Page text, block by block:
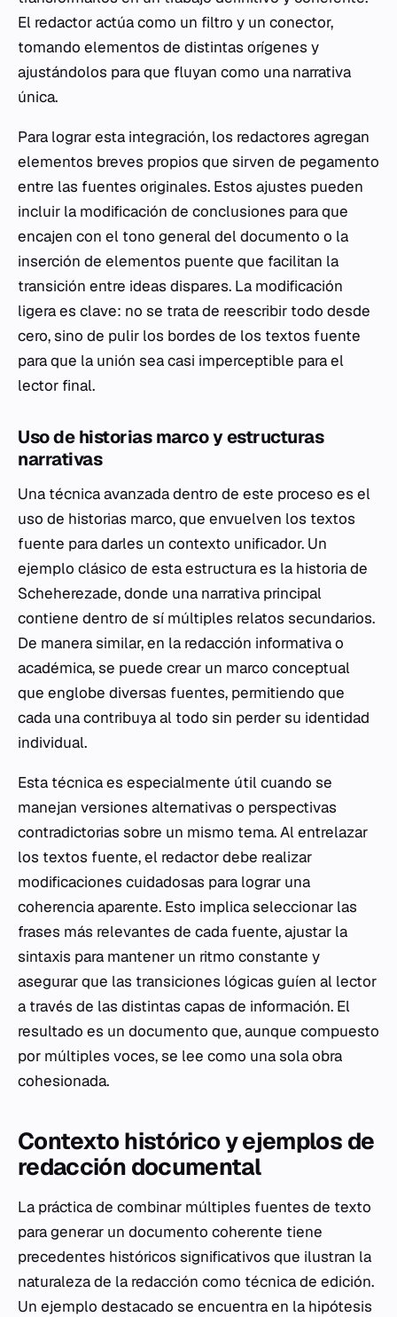
El redactor actúa como un filtro y un conector,
tomando elementos de distintas orígenes y
ajustándolos para que fluyan como una narrativa
única.
Para lograr esta integración, los redactores agregan
elementos breves propios que sirven de pegamento
entre las fuentes originales. Estos ajustes pueden
incluir la modificación de conclusiones para que
encajen con el tono general del documento o la
inserción de elementos puente que facilitan la
transición entre ideas dispares. La modificación
ligera es clave: no se trata de reescribir todo desde
cero, sino de pulir los bordes de los textos fuente
para que la unión sea casi imperceptible para el
lector final.
Uso de historias marco y estructuras
narrativas
Una técnica avanzada dentro de este proceso es el
uso de historias marco, que envuelven los textos
fuente para darles un contexto unificador. Un
ejemplo clásico de esta estructura es la historia de
Scheherezade, donde una narrativa principal
contiene dentro de sí múltiples relatos secundarios.
De manera similar, en la redacción informativa o
académica, se puede crear un marco conceptual
que englobe diversas fuentes, permitiendo que
cada una contribuya al todo sin perder su identidad
individual.
Esta técnica es especialmente útil cuando se
manejan versiones alternativas o perspectivas
contradictorias sobre un mismo tema. Al entrelazar
los textos fuente, el redactor debe realizar
modificaciones cuidadosas para lograr una
coherencia aparente. Esto implica seleccionar las
frases más relevantes de cada fuente, ajustar la
sintaxis para mantener un ritmo constante y
asegurar que las transiciones lógicas guíen al lector
a través de las distintas capas de información. El
resultado es un documento que, aunque compuesto
por múltiples voces, se lee como una sola obra
cohesionada.
Contexto histórico y ejemplos de
redacción documental
La práctica de combinar múltiples fuentes de texto
para generar un documento coherente tiene
precedentes históricos significativos que ilustran la
naturaleza de la redacción como técnica de edición.
Un ejemplo destacado se encuentra en la hipótesis